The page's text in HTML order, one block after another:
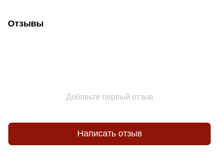
Отзывы
Добавьте первый отзыв
Написать отзыв